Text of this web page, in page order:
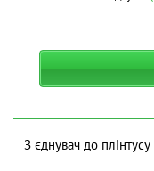
З єднувач до